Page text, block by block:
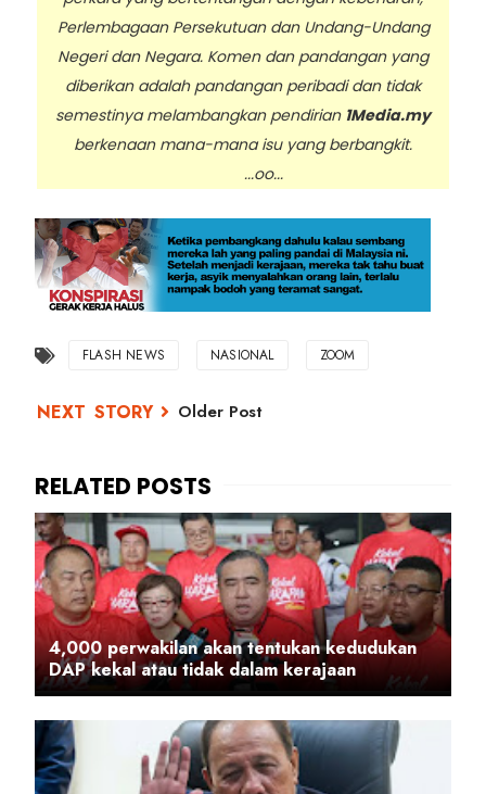
Perlembagaan Persekutuan dan Undang-Undang
Negeri dan Negara. Komen dan pandangan yang
diberikan adalah pandangan peribadi dan tidak
semestinya melambangkan pendirian 1Media.my
berkenaan mana-mana isu yang berbangkit.
...oo...
FLASH NEWS NASIONAL ZOOM
Older Post
4,000 perwakilan akan tentukan kedudukan
DAP kekal atau tidak dalam kerajaan